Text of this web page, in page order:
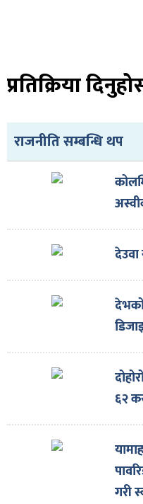
प्रतिक्रिया
राजनीति सम्बन्धि थप
६२
गरी